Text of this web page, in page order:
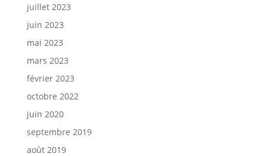
juillet 2023
juin 2023
mai 2023
mars 2023
février 2023
octobre 2022
juin 2020
septembre 2019
août 2019